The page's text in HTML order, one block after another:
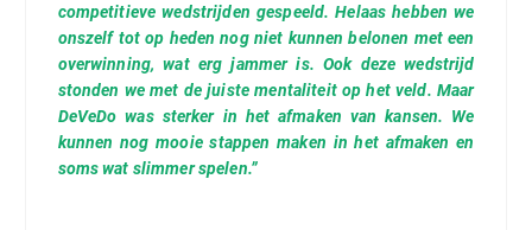
competitieve wedstrijden gespeeld. Helaas hebben we
onszelf tot op heden nog niet kunnen belonen met een
overwinning, wat erg jammer is. Ook deze wedstrijd
stonden we met de juiste mentaliteit op het veld. Maar
DeVeDo was sterker in het afmaken van kansen. We
kunnen nog mooie stappen maken in het afmaken en
soms wat slimmer spelen.”